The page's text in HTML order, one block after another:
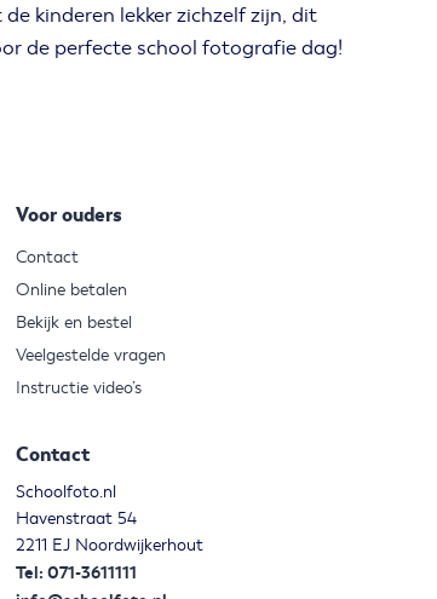
kinderen lekker zichzelf zijn, dit
de perfecte school fotografie dag!
Voor ouders
Contact
Online betalen
Bekijk en bestel
Veelgestelde vragen
Instructie video’s
Contact
Schoolfoto.nl
Havenstraat 54
2211 EJ Noordwijkerhout
Tel: 071-3611111